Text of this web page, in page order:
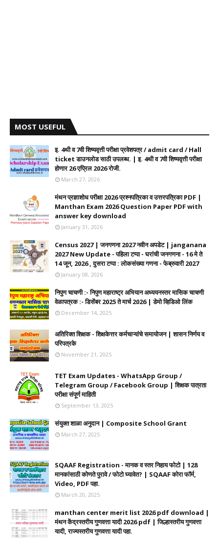
MOST USEFUL
इ. 4थी व 7वी शिष्यवृत्ती परीक्षा प्रवेशपत्र / admit card / Hall
ticket डाउनलोड साठी उपलब्ध. | इ. 4थी व 7वी शिष्यवृत्ती परीक्षा
होणार 26 एप्रिल 2026 रोजी.
March 27, 2026
मंथन प्रज्ञाशोध परीक्षा 2026 प्रश्नपत्रिका व उत्तरपत्रिका PDF |
Manthan Exam 2026 Question Paper PDF with
answer key download
January 31, 2026
Census 2027 | जनगणना 2027 नवीन अपडेट | janganana
2027 New Update - पहिला टप्पा - घरांची जनगणना - 16 मे ते
14 जून, 2026 , दुसरा टप्पा : लोकसंख्या गणना - फेब्रुवारी 2027
January 08, 2026
निपुण चाचणी :- निपुण महाराष्ट्र अभियान अध्ययनस्तर मासिक चाचणी
वेळापत्रक :- डिसेंबर 2025 ते मार्च 2026 | डेमो व्हिडिओ लिंक
December 14, 2025
अतिरिक्त शिक्षक - शिक्षकेत्तर कर्मचाऱ्यांचे समायोजन | शासन निर्णय व
परिपत्रके
November 21, 2025
TET Exam Updates - WhatsApp Group /
Telegram Group / Facebook Group | शिक्षक पात्रता
परीक्षा संपूर्ण माहिती
September 13, 2025
संयुक्त शाळा अनुदान | Composite School Grant
March 27, 2025
SQAAF Registration - मानक व स्तर निहाय फोटो | 128
मानकांसाठी कोणते पुरावे / फोटो घ्यावेत? | SQAAF कोरा फॉर्म,
Video, PDF पहा.
March 20, 2025
manthan center merit list 2026 pdf download |
मंथन केंद्रस्तरीय गुणवत्ता यादी 2026 pdf | जिल्हास्तरीय गुणवत्ता
यादी, राज्यस्तरीय गुणवत्ता यादी पहा.